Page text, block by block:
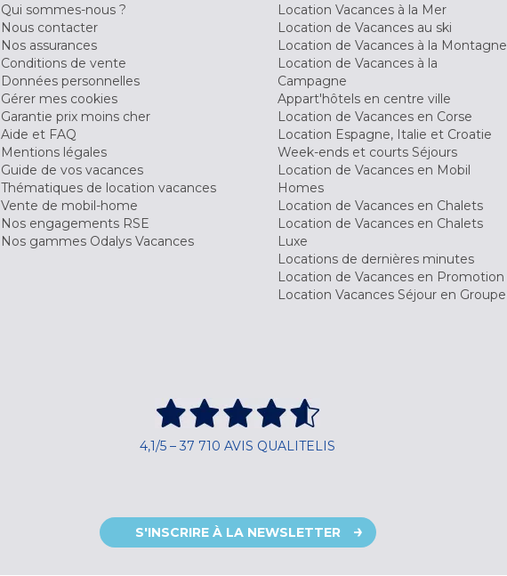
Qui sommes-nous ?
Nous contacter
Nos assurances
Conditions de vente
Données personnelles
Gérer mes cookies
Garantie prix moins cher
Aide et FAQ
Mentions légales
Guide de vos vacances
Thématiques de location vacances
Vente de mobil-home
Nos engagements RSE
Nos gammes Odalys Vacances
Location Vacances à la Mer
Location de Vacances au ski
Location de Vacances à la Montagne
Location de Vacances à la
Campagne
Appart'hôtels en centre ville
Location de Vacances en Corse
Location Espagne, Italie et Croatie
Week-ends et courts Séjours
Location de Vacances en Mobil
Homes
Location de Vacances en Chalets
Location de Vacances en Chalets
Luxe
Locations de dernières minutes
Location de Vacances en Promotion
Location Vacances Séjour en Groupe
4,1/5 – 37 710 AVIS QUALITELIS
S'INSCRIRE À LA NEWSLETTER